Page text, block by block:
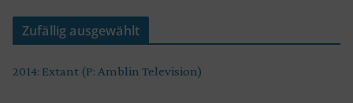
Zufällig ausgewählt
2014: Extant (P: Amblin Television)